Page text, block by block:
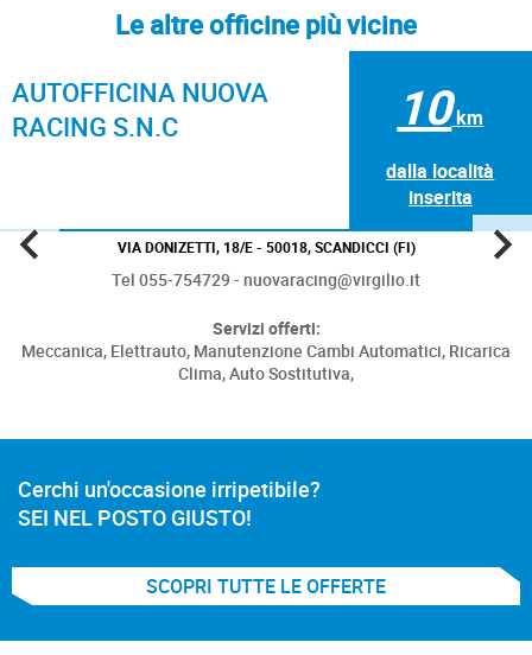
Le altre officine più vicine
AUTOFFICINA NUOVA
RACING S.N.C
10km
dalla località
inserita
VIA DONIZETTI, 18/E - 50018, SCANDICCI (FI)
Tel 055-754729 - nuovaracing@virgilio.it
Servizi offerti:
Meccanica, Elettrauto, Manutenzione Cambi Automatici, Ricarica
Clima,Auto Sostitutiva,
Cerchi un'occasione irripetibile?
SEI NEL POSTO GIUSTO!
SCOPRI TUTTE LE OFFERTE